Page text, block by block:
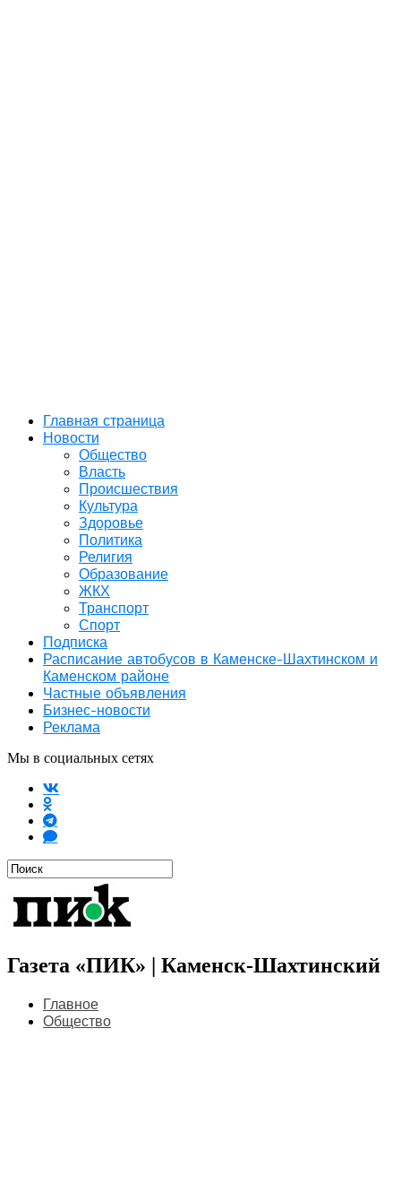
Главная страница
Новости
Общество
Власть
Происшествия
Культура
Здоровье
Политика
Религия
Образование
ЖКХ
Транспорт
Спорт
Подписка
Расписание автобусов в Каменске-Шахтинском и
Каменском районе
Частные объявления
Бизнес-новости
Реклама
Мы в социальных сетях
Газета «ПИК» | Каменск-Шахтинский
Главное
Общество